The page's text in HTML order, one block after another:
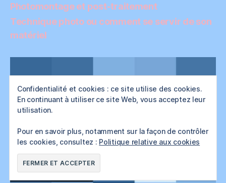
Photomontage et post-traitement
Technique photo ou comment se servir de son
matériel
Confidentialité et cookies : ce site utilise des cookies.
En continuant à utiliser ce site Web, vous acceptez leur
utilisation.
Pour en savoir plus, notamment sur la façon de contrôler
les cookies, consultez : Politique relative aux cookies